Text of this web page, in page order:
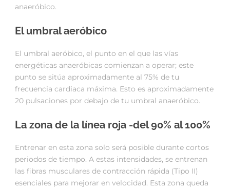
anaeróbico.
El umbral aeróbico
El umbral aeróbico, el punto en el que las vías
energéticas anaeróbicas comienzan a operar; este
punto se sitúa aproximadamente al 75% de tu
frecuencia cardiaca máxima. Esto es aproximadamente
20 pulsaciones por debajo de tu umbral anaeróbico.
La zona de la línea roja -del 90% al 100%
Entrenar en esta zona solo será posible durante cortos
periodos de tiempo. A estas intensidades, se entrenan
las fibras musculares de contracción rápida (Tipo II)
esenciales para mejorar en velocidad. Esta zona queda